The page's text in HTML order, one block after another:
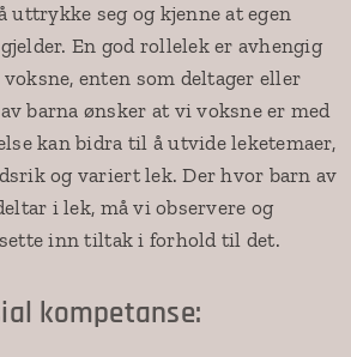
seg og kjenne at egen
En god rollelek er avhengig
enten som deltager eller
barna ønsker at vi voksne er med
kan bidra til å utvide leketemaer,
og variert lek. Der hvor barn av
i lek, må vi observere og
inn tiltak i forhold til det.
kompetanse: